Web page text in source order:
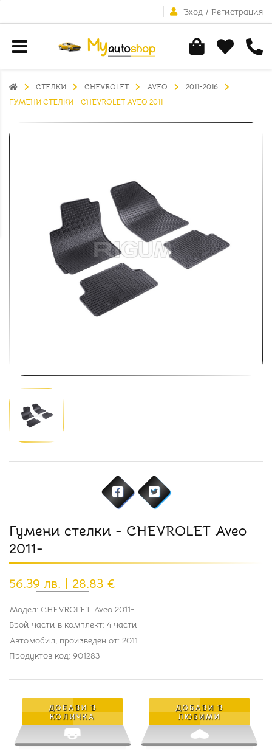
Вход / Регистрация
СТЕЛКИ CHEVROLET AVEO
2011-2016
ГУМЕНИ СТЕЛКИ - CHEVROLET AVEO 2011-
Гумени стелки - CHEVROLET Aveo
2011-
56.39 лв. | 28.83 €
Модел: CHEVROLET Aveo 2011-
Брой части в комплект: 4 части
Автомобил, произведен от: 2011
Продуктов код: 901283
ДОБАВИ В
КОЛИЧКА
ДОБАВИ В
ЛЮБИМИ